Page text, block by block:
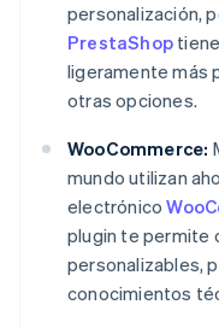
personalización,
PrestaShop
ligeramente más
otras opciones.
WooCommerce:
mundo utilizan
electrónico
plugin te permite
personalizables,
conocimientos